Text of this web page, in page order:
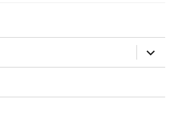
expand
child
menu